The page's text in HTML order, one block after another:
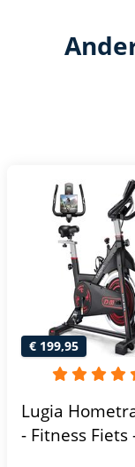
€ 199,95
Lugia
- Fitness Fiets